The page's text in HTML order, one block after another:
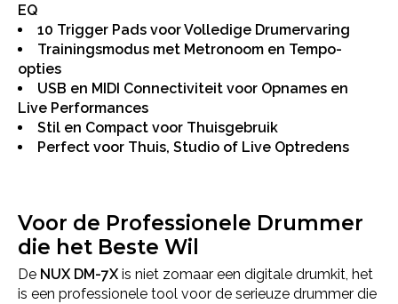
EQ
10 Trigger Pads voor Volledige Drumervaring
Trainingsmodus met Metronoom en Tempo-
opties
USB en MIDI Connectiviteit voor Opnames en
Live Performances
Stil en Compact voor Thuisgebruik
Perfect voor Thuis, Studio of Live Optredens
Voor de Professionele Drummer
die het Beste Wil
De NUX DM-7X is niet zomaar een digitale drumkit, het
is een professionele tool voor de serieuze drummer die